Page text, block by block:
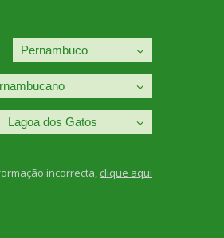
incorrecta, clique aqui